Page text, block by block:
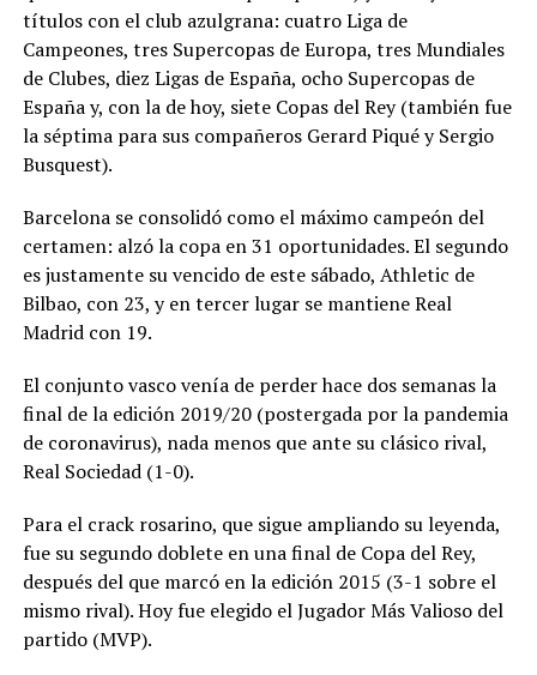
títulos con el club azulgrana: cuatro Liga de
Campeones, tres Supercopas de Europa, tres Mundiales
de Clubes, diez Ligas de España, ocho Supercopas de
España y, con la de hoy, siete Copas del Rey (también fue
la séptima para sus compañeros Gerard Piqué y Sergio
Busquest).
Barcelona se consolidó como el máximo campeón del
certamen: alzó la copa en 31 oportunidades. El segundo
es justamente su vencido de este sábado, Athletic de
Bilbao, con 23, y en tercer lugar se mantiene Real
Madrid con 19.
El conjunto vasco venía de perder hace dos semanas la
final de la edición 2019/20 (postergada por la pandemia
de coronavirus), nada menos que ante su clásico rival,
Real Sociedad (1-0).
Para el crack rosarino, que sigue ampliando su leyenda,
fue su segundo doblete en una final de Copa del Rey,
después del que marcó en la edición 2015 (3-1 sobre el
mismo rival). Hoy fue elegido el Jugador Más Valioso del
partido (MVP).